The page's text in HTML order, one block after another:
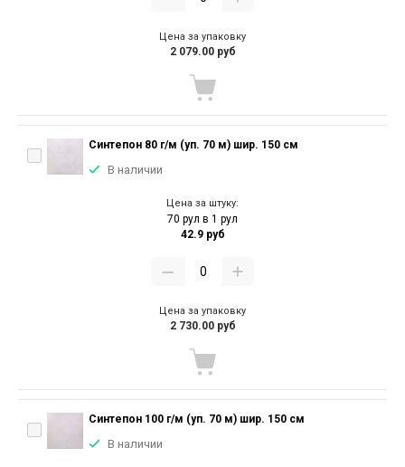
Цена за упаковку
2 079.00 руб
Синтепон 80 г/м (уп. 70 м) шир. 150 см
В наличии
Цена за штуку:
70 рул в 1 рул
42.9 руб
Цена за упаковку
2 730.00 руб
Синтепон 100 г/м (уп. 70 м) шир. 150 см
В наличии